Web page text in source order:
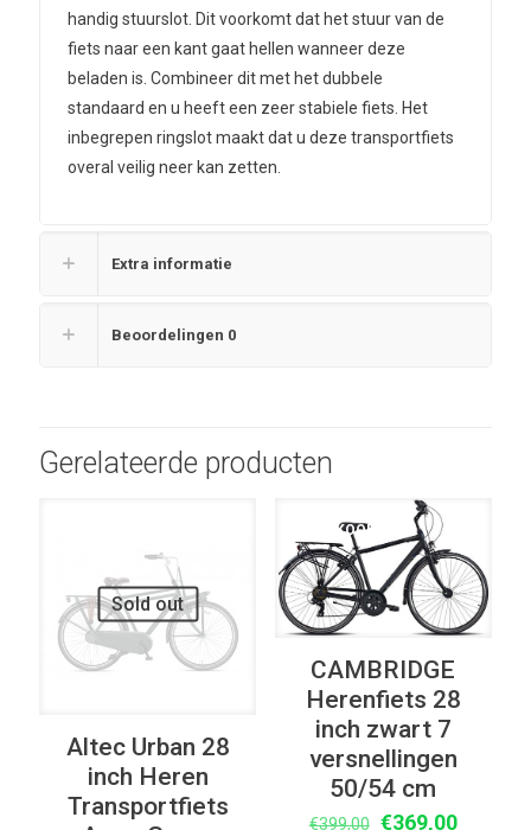
handig stuurslot. Dit voorkomt dat het stuur van de
fiets naar een kant gaat hellen wanneer deze
beladen is. Combineer dit met het dubbele
standaard en u heeft een zeer stabiele fiets. Het
inbegrepen ringslot maakt dat u deze transportfiets
overal veilig neer kan zetten.
Extra informatie
Beoordelingen 0
Gerelateerde producten
Sold out
Altec Urban 28
inch Heren
Transportfiets
UITVERKOOP
CAMBRIDGE
Herenfiets 28
inch zwart 7
versnellingen
50/54 cm
€399,00 Oorspronkelijke
€369,00Huidige